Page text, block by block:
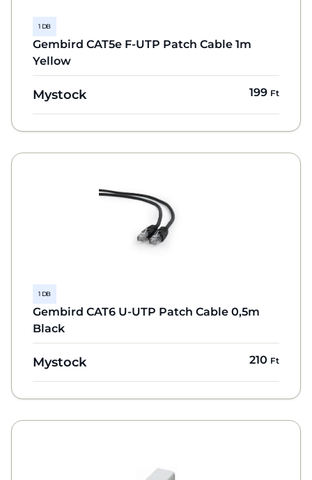
1 DB
Gembird CAT5e F-UTP Patch Cable 1m
Yellow
Mystock 199 Ft
1 DB
Gembird CAT6 U-UTP Patch Cable 0,5m
Black
Mystock 210 Ft